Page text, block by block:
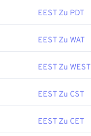
EEST Zu PDT
EEST Zu WAT
EEST Zu WEST
EEST Zu CST
EEST Zu CET